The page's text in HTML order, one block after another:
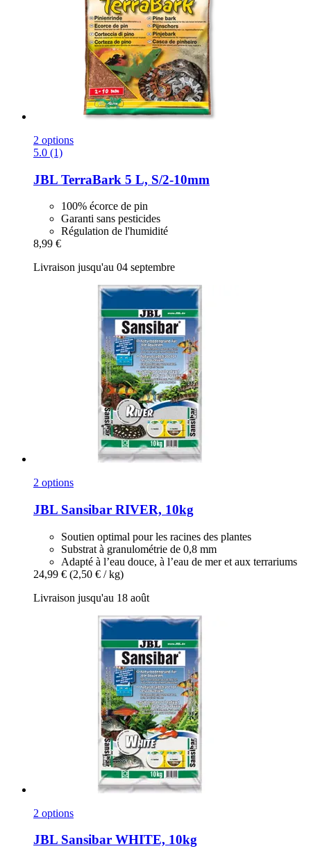
2 options
5.0 (1)
JBL TerraBark 5 L, S/2-​10mm
100% écorce de pin
Garanti sans pesticides
Régulation de l'humidité
8,99 €
Livraison jusqu'au 04 septembre
2 options
JBL Sansibar RIVER, 10kg
Soutien optimal pour les racines des plantes
Substrat à granulométrie de 0,8 mm
Adapté à l’eau douce, à l’eau de mer et aux terrariums
24,99 € (2,50 € / kg)
Livraison jusqu'au 18 août
2 options
JBL Sansibar WHITE, 10kg